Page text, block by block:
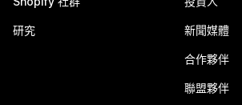
研究 新聞媒體
合作夥伴
聯盟夥伴